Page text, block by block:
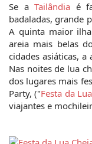
Se a Tailândia é
badaladas, grande
A quinta maior
areia mais belas
cidades asiáticas,
Nas noites de lua
dos lugares mais
Party, ("Festa da
viajantes e